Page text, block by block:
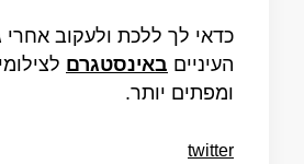
כדאי לך ללכת ולעקוב אחרי
העיניים באינסטגרם
ומפתים יותר.
twitter